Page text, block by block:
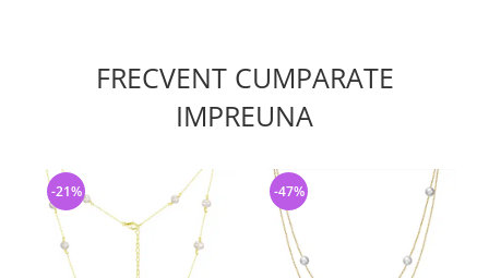
FRECVENT CUMPARATE
IMPREUNA
-21% -47%